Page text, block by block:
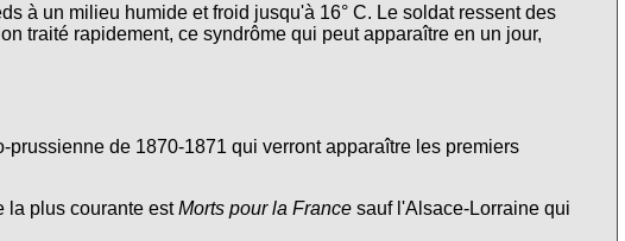
à un milieu humide et froid jusqu'à 16° C. Le soldat ressent des
traité rapidement, ce syndrôme qui peut apparaître en un jour,
de 1870-1871 qui verront apparaître les premiers
la plus courante estMorts pour la France sauf l'Alsace-Lorraine qui